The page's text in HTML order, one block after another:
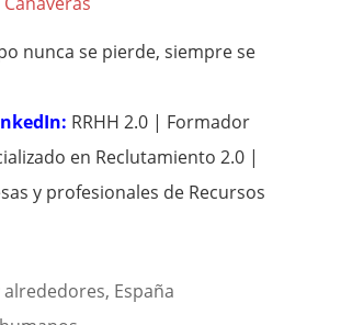
nunca se pierde, siempre se
RRHH 2.0 | Formador
en Reclutamiento 2.0 |
y profesionales de Recursos
alrededores, España